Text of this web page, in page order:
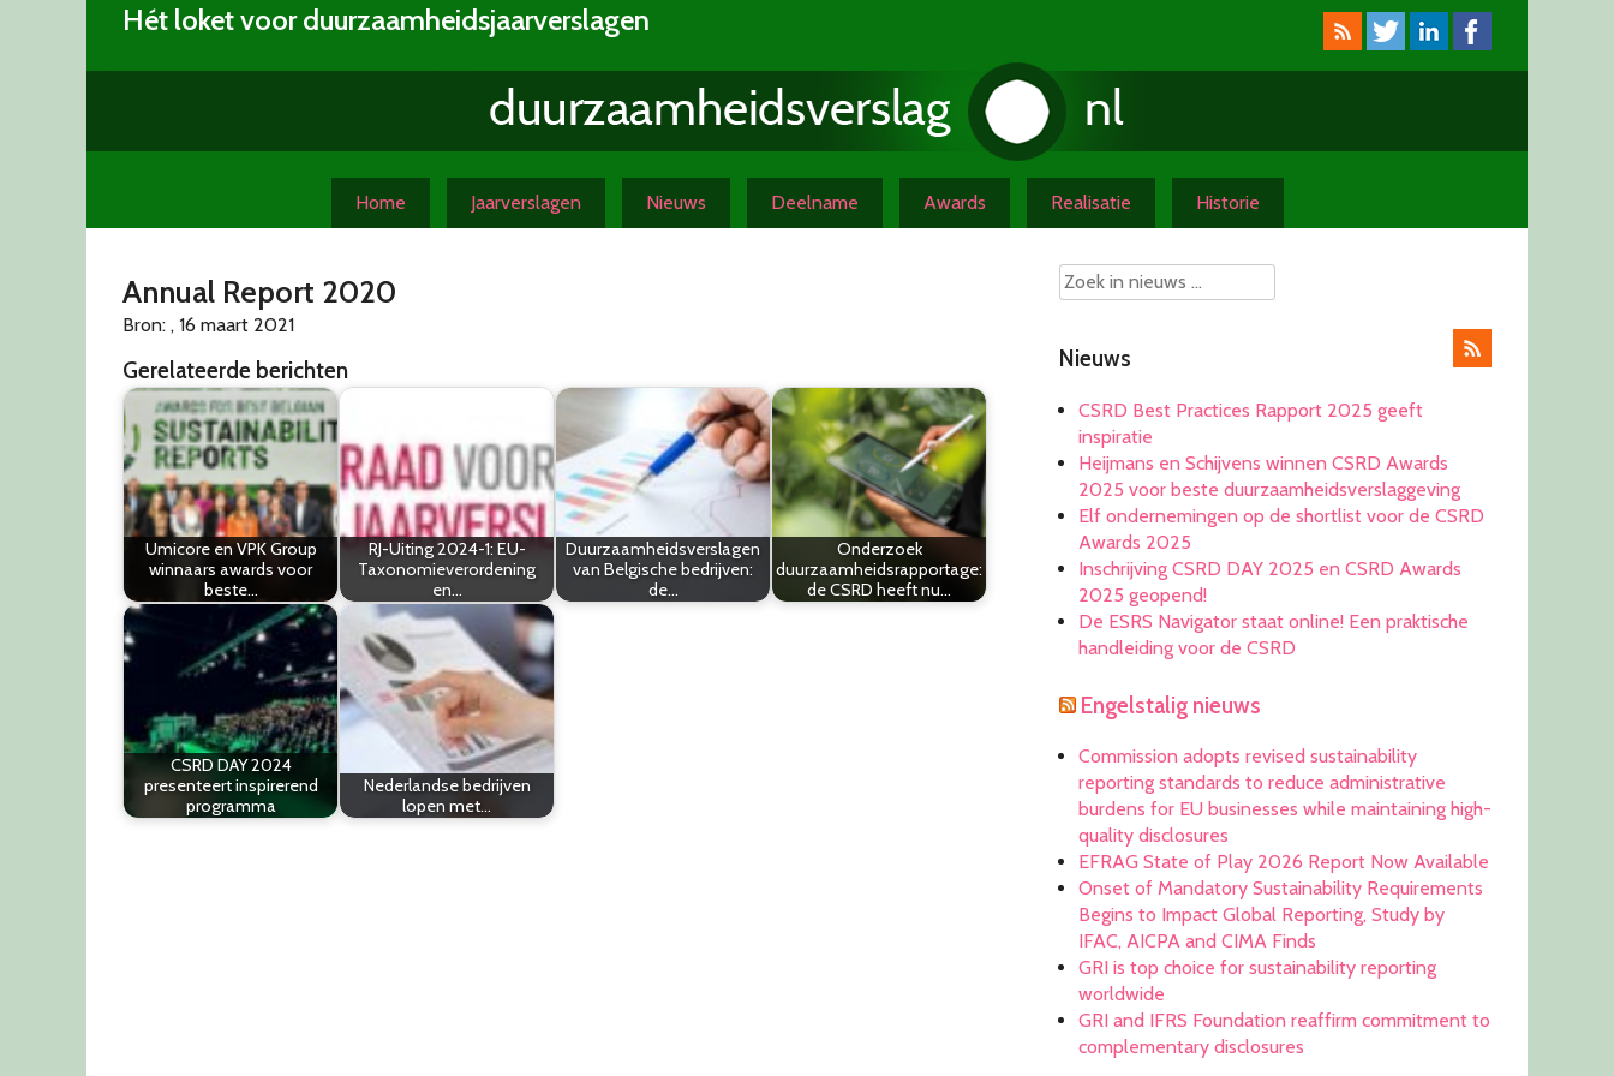
Hét loket voor duurzaamheidsjaarverslagen
Home Jaarverslagen Nieuws Deelname Awards Realisatie Historie
Annual Report 2020
Bron: , 16 maart 2021
Gerelateerde berichten
Umicore en VPK Group
winnaars awards voor
beste…
RJ-Uiting 2024-1: EU-
Taxonomieverordening
en…
Duurzaamheidsverslagen
van Belgische bedrijven:
de…
Onderzoek
duurzaamheidsrapportage:
de CSRD heeft nu…
CSRD DAY 2024
presenteert inspirerend
programma
Nederlandse bedrijven
lopen met…
Nieuws
CSRD Best Practices Rapport 2025 geeft
inspiratie
Heijmans en Schijvens winnen CSRD Awards
2025 voor beste duurzaamheidsverslaggeving
Elf ondernemingen op de shortlist voor de CSRD
Awards 2025
Inschrijving CSRD DAY 2025 en CSRD Awards
2025 geopend!
De ESRS Navigator staat online! Een praktische
handleiding voor de CSRD
Engelstalig nieuws
Commission adopts revised sustainability
reporting standards to reduce administrative
burdens for EU businesses while maintaining high-
quality disclosures
EFRAG State of Play 2026 Report Now Available
Onset of Mandatory Sustainability Requirements
Begins to Impact Global Reporting, Study by
IFAC, AICPA and CIMA Finds
GRI is top choice for sustainability reporting
worldwide
GRI and IFRS Foundation reaffirm commitment to
complementary disclosures